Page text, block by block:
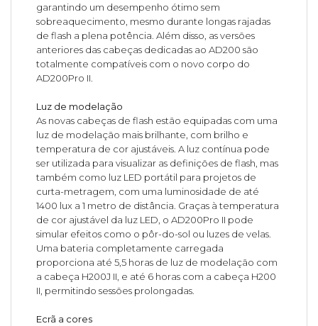
garantindo um desempenho ótimo sem
sobreaquecimento, mesmo durante longas rajadas
de flash a plena potência. Além disso, as versões
anteriores das cabeças dedicadas ao AD200 são
totalmente compatíveis com o novo corpo do
AD200Pro II.
Luz de modelação
As novas cabeças de flash estão equipadas com uma
luz de modelação mais brilhante, com brilho e
temperatura de cor ajustáveis. A luz contínua pode
ser utilizada para visualizar as definições de flash, mas
também como luz LED portátil para projetos de
curta-metragem, com uma luminosidade de até
1400 lux a 1 metro de distância. Graças à temperatura
de cor ajustável da luz LED, o AD200Pro II pode
simular efeitos como o pôr-do-sol ou luzes de velas.
Uma bateria completamente carregada
proporciona até 5,5 horas de luz de modelação com
a cabeça H200J II, e até 6 horas com a cabeça H200
II, permitindo sessões prolongadas.
Ecrã a cores